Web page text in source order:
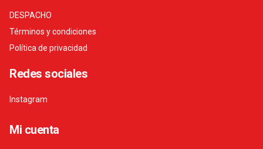
DESPACHO
Términos y condiciones
Política de privacidad
Redes sociales
Instagram
Mi cuenta